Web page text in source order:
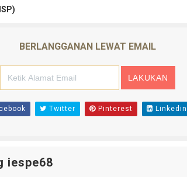
BERLANGGANAN LEWAT EMAIL
Twitter Pinterest Linkedin
iespe68